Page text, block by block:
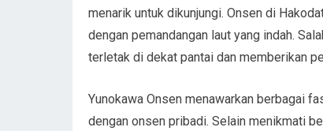
menarik untuk dikunjungi. Onsen di
dengan pemandangan laut yang indah.
terletak di dekat pantai dan memberikan
Yunokawa Onsen menawarkan berbagai
dengan onsen pribadi. Selain menikmati